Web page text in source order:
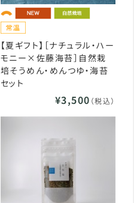
【夏ギフト】［ナチュラル・ハー
モニー×佐藤海苔］自然栽
培そうめん・めんつゆ・海苔
セット
¥3,500 （税込）